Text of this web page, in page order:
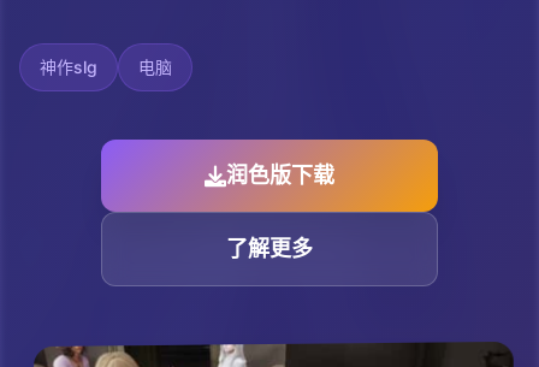
神作slg 电脑
润色版下载
了解更多